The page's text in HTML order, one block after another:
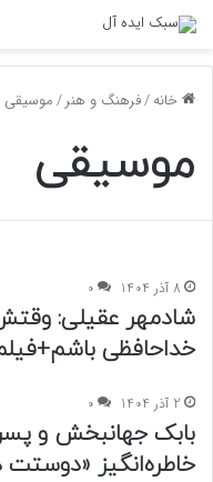
خانه/فرهنگ و هنر/موسیقی
موسیقی
8 آذر 1404 0
شادمهر عقیلی:
خداحافظی
2 آذر 1404 0
بابک جهانبخش و
خاطره‌انگیز «دوستت